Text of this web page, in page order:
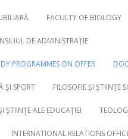
FACULTY OF BIOLOGY
DE ADMINISTRAŢIE
PROGRAMMES ON OFFER
ŞI SPORT FILOSOFIE ŞI ŞTIINŢE
ŞTIINŢE ALE EDUCAŢIEI
INTERNATIONAL RELATIONS